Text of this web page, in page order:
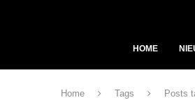
HOME
Home Tags Posts